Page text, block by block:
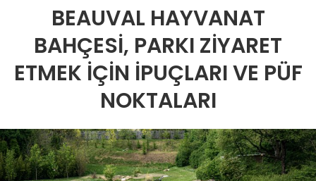
BEAUVAL HAYVANAT
BAHÇESI, PARKI ZIYARET
ETMEK IÇIN IPUÇLARI VE PÜF
NOKTALARI